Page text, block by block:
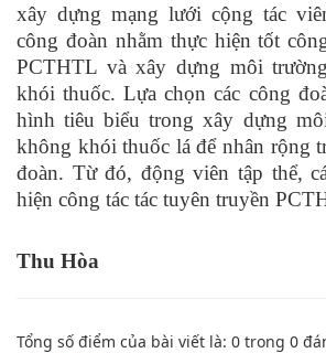
xây dựng mạng lưới cộng tác
công đoàn nhằm thực hiện tốt
PCTHTL và xây dựng môi
khói thuốc. Lựa chọn các công
hình tiêu biểu trong xây dựng
không khói thuốc lá để nhân rộng
đoàn. Từ đó, động viên tập thể,
hiện công tác tác tuyên truyền
Thu Hòa
Tổng số điểm của bài viết là: 0 trong 0